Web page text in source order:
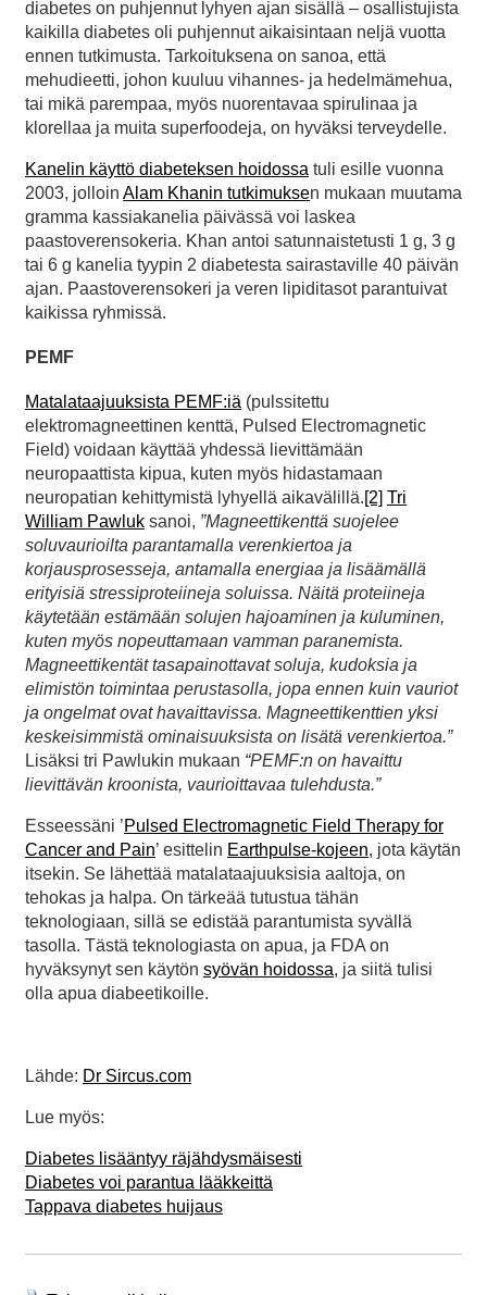
diabetes on puhjennut lyhyen ajan sisällä – osallistujista
kaikilla diabetes oli puhjennut aikaisintaan neljä vuotta
ennen tutkimusta. Tarkoituksena on sanoa, että
mehudieetti, johon kuuluu vihannes- ja hedelmämehua,
tai mikä parempaa, myös nuorentavaa spirulinaa ja
klorellaa ja muita superfoodeja, on hyväksi terveydelle.
Kanelin käyttö diabeteksen hoidossa tuli esille vuonna
2003, jolloin Alam Khanin tutkimuksen mukaan muutama
gramma kassiakanelia päivässä voi laskea
paastoverensokeria. Khan antoi satunnaistetusti 1 g, 3 g
tai 6 g kanelia tyypin 2 diabetesta sairastaville 40 päivän
ajan. Paastoverensokeri ja veren lipiditasot parantuivat
kaikissa ryhmissä.
PEMF
Matalataajuuksista PEMF:iä (pulssitettu
elektromagneettinen kenttä, Pulsed Electromagnetic
Field) voidaan käyttää yhdessä lievittämään
neuropaattista kipua, kuten myös hidastamaan
neuropatian kehittymistä lyhyellä aikavälillä.[2] Tri
William Pawluk sanoi, ”Magneettikenttä suojelee
soluvaurioilta parantamalla verenkiertoa ja
korjausprosesseja, antamalla energiaa ja lisäämällä
erityisiä stressiproteiineja soluissa. Näitä proteiineja
käytetään estämään solujen hajoaminen ja kuluminen,
kuten myös nopeuttamaan vamman paranemista.
Magneettikentät tasapainottavat soluja, kudoksia ja
elimistön toimintaa perustasolla, jopa ennen kuin vauriot
ja ongelmat ovat havaittavissa. Magneettikenttien yksi
keskeisimmistä ominaisuuksista on lisätä verenkiertoa.”
Lisäksi tri Pawlukin mukaan “PEMF:n on havaittu
lievittävän kroonista, vaurioittavaa tulehdusta.”
Esseessäni ’Pulsed Electromagnetic Field Therapy for
Cancer and Pain’ esittelin Earthpulse-kojeen, jota käytän
itsekin. Se lähettää matalataajuuksisia aaltoja, on
tehokas ja halpa. On tärkeää tutustua tähän
teknologiaan, sillä se edistää parantumista syvällä
tasolla. Tästä teknologiasta on apua, ja FDA on
hyväksynyt sen käytön syövän hoidossa, ja siitä tulisi
olla apua diabeetikoille.
Lähde: Dr Sircus.com
Lue myös:
Diabetes lisääntyy räjähdysmäisesti
Diabetes voi parantua lääkkeittä
Tappava diabetes huijaus